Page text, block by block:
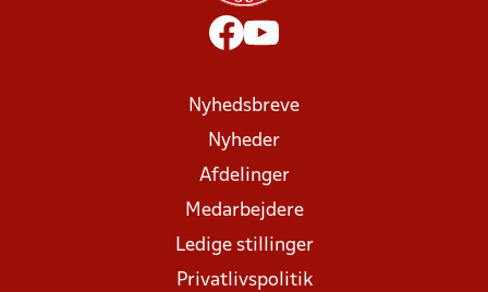
Nyhedsbreve
Nyheder
Afdelinger
Medarbejdere
Ledige stillinger
Privatlivspolitik